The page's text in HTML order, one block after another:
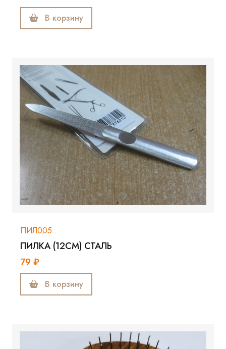
В корзину
ПИЛ005
ПИЛКА (12СМ) СТАЛЬ
79 ₽
В корзину